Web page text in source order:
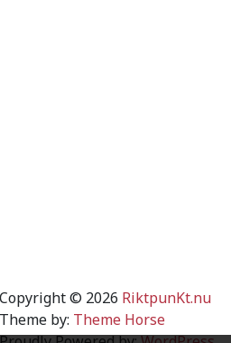
Copyright © 2026 RiktpunKt.nu
Theme by: Theme Horse